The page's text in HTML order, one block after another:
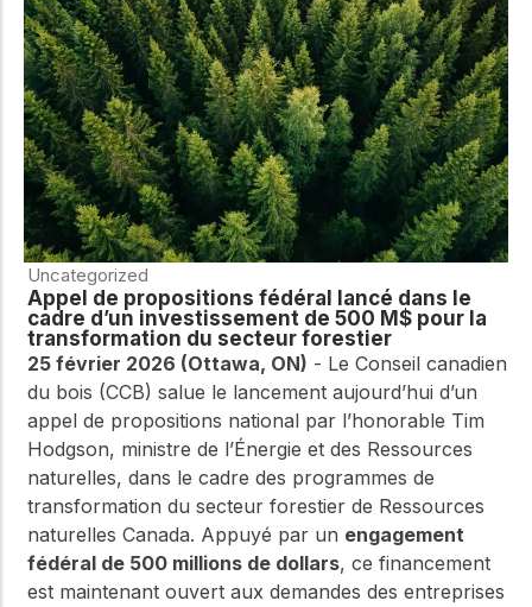
Uncategorized
Appel de propositions fédéral lancé dans le
cadre d’un investissement de 500 M$ pour la
transformation du secteur forestier
25 février 2026 (Ottawa, ON) - Le Conseil canadien
du bois (CCB) salue le lancement aujourd’hui d’un
appel de propositions national par l’honorable Tim
Hodgson, ministre de l’Énergie et des Ressources
naturelles, dans le cadre des programmes de
transformation du secteur forestier de Ressources
naturelles Canada. Appuyé par un engagement
fédéral de 500 millions de dollars, ce financement
est maintenant ouvert aux demandes des entreprises